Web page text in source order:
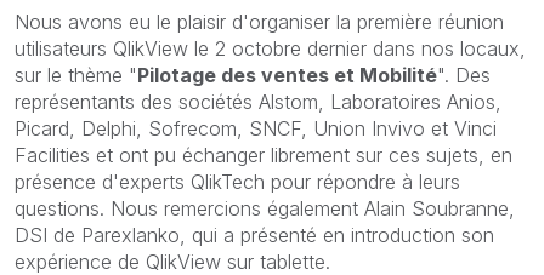
Nous avons eu le plaisir d'organiser la première réunion
utilisateurs QlikView le 2 octobre dernier dans nos locaux,
sur le thème "Pilotage des ventes et Mobilité". Des
représentants des sociétés Alstom, Laboratoires Anios,
Picard, Delphi, Sofrecom, SNCF, Union Invivo et Vinci
Facilities et ont pu échanger librement sur ces sujets, en
présence d'experts QlikTech pour répondre à leurs
questions. Nous remercions également Alain Soubranne,
DSI de Parexlanko, qui a présenté en introduction son
expérience de QlikView sur tablette.